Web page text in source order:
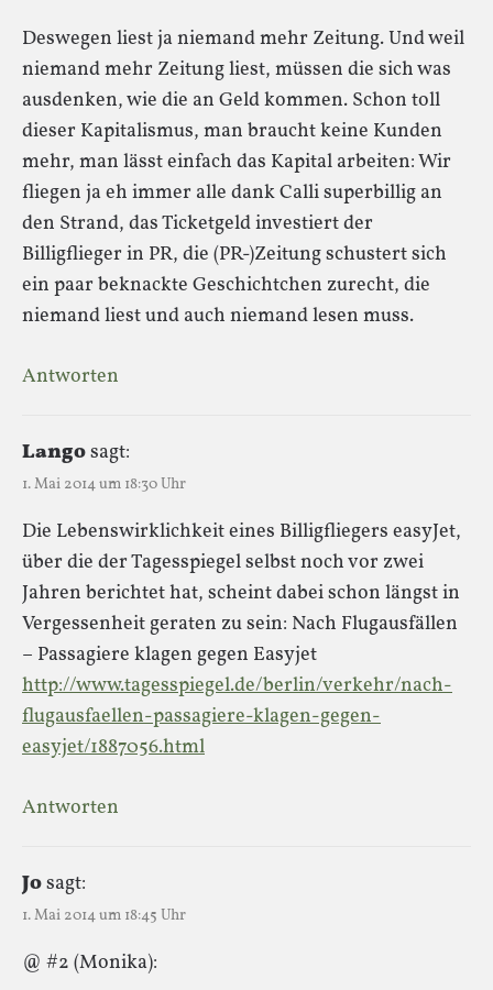
Deswegen liest ja niemand mehr Zeitung. Und weil
niemand mehr Zeitung liest, müssen die sich was
ausdenken, wie die an Geld kommen. Schon toll
dieser Kapitalismus, man braucht keine Kunden
mehr, man lässt einfach das Kapital arbeiten: Wir
fliegen ja eh immer alle dank Calli superbillig an
den Strand, das Ticketgeld investiert der
Billigflieger in PR, die (PR-)Zeitung schustert sich
ein paar beknackte Geschichtchen zurecht, die
niemand liest und auch niemand lesen muss.
Antworten
Langosagt:
1. Mai 2014 um 18:30 Uhr
Die Lebenswirklichkeit eines Billigfliegers easyJet,
über die der Tagesspiegel selbst noch vor zwei
Jahren berichtet hat, scheint dabei schon längst in
Vergessenheit geraten zu sein: Nach Flugausfällen
– Passagiere klagen gegen Easyjet
http://www.tagesspiegel.de/berlin/verkehr/nach-
flugausfaellen-passagiere-klagen-gegen-
easyjet/1887056.html
Antworten
Josagt:
1. Mai 2014 um 18:45 Uhr
@ #2 (Monika):